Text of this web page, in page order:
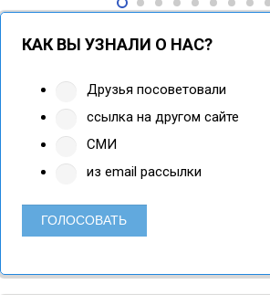
КАК ВЫ УЗНАЛИ О НАС?
Друзья посоветовали
ссылка на другом сайте
СМИ
из email рассылки